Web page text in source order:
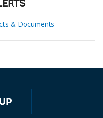
& Documents